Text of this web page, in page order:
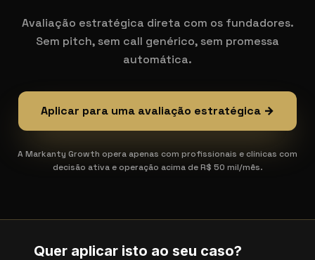
Avaliação estratégica direta com os fundadores.
Sem pitch, sem call genérico, sem promessa
automática.
Aplicar para uma avaliação estratégica →
A Markanty Growth opera apenas com profissionais e clínicas com
decisão ativa e operação acima de R$ 50 mil/mês.
Quer aplicar isto ao seu caso?